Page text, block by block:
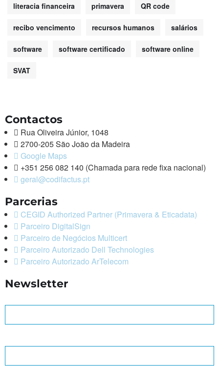
literacia financeira primavera QR code
recibo vencimento recursos humanos salários
software software certificado software online
SVAT
Contactos
Rua Oliveira Júnior, 1048
2700-205 São João da Madeira
Google Maps
+351 256 082 140 (Chamada para rede fixa nacional)
geral@codifactus.pt
Parcerias
CEGID Authorized Partner (Primavera & Eticadata)
Parceiro DigitalSign
Parceiro de Negócios Multicert
Parceiro Autorizado Dell Technologies
Parceiro Autorizado ArTelecom
Newsletter